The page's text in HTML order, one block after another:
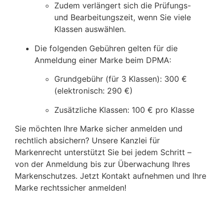
Zudem verlängert sich die Prüfungs-
und Bearbeitungszeit, wenn Sie viele
Klassen auswählen.
Die folgenden Gebühren gelten für die
Anmeldung einer Marke beim DPMA:
Grundgebühr (für 3 Klassen): 300 €
(elektronisch: 290 €)
Zusätzliche Klassen: 100 € pro Klasse
Sie möchten Ihre Marke sicher anmelden und
rechtlich absichern? Unsere Kanzlei für
Markenrecht unterstützt Sie bei jedem Schritt –
von der Anmeldung bis zur Überwachung Ihres
Markenschutzes. Jetzt Kontakt aufnehmen und Ihre
Marke rechtssicher anmelden!